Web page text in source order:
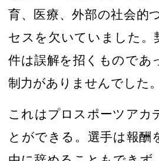
育、医療、外部の社会的
セスを欠いていました。
件は誤解を招くものであ
制力がありませんでした。
これはプロスポーツアカ
とができる 。 選手は報酬